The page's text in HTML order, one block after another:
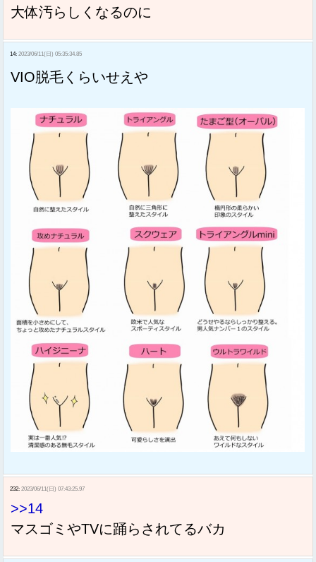
大体汚らしくなるのに
14: 2023/06/11(日) 05:35:34.85
VIO脱毛くらいせえや
232: 2023/06/11(日) 07:43:25.97
>>14
マスゴミやTVに踊らされてるバカ